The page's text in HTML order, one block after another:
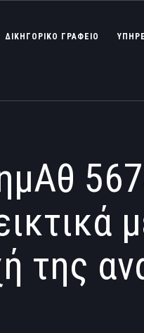
ΔΙΚΗΓΟΡΙΚΟ ΓΡΑΦΕΙΟ
της